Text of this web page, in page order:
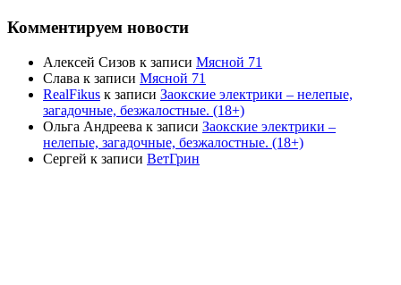
Комментируем новости
Алексей Сизов к записи Мясной 71
Слава к записи Мясной 71
RealFikus к записи Заокские электрики – нелепые,
загадочные, безжалостные. (18+)
Ольга Андреева к записи Заокские электрики –
нелепые, загадочные, безжалостные. (18+)
Сергей к записи ВетГрин